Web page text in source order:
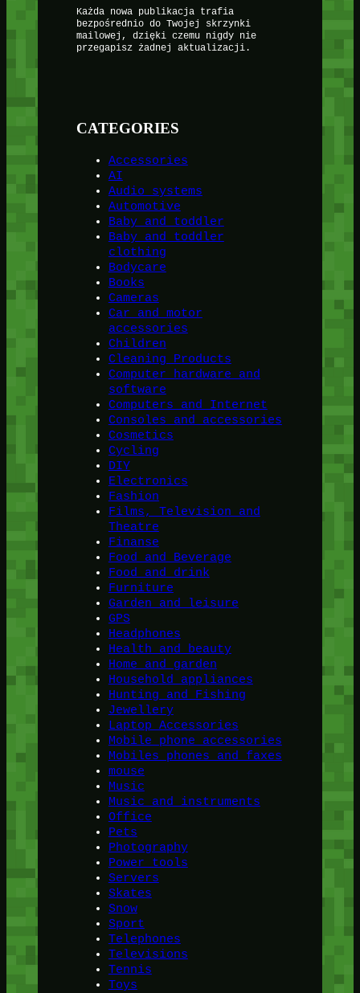
Każda nowa publikacja trafia
bezpośrednio do Twojej skrzynki
mailowej, dzięki czemu nigdy nie
przegapisz żadnej aktualizacji.
CATEGORIES
Accessories
AI
Audio systems
Automotive
Baby and toddler
Baby and toddler
clothing
Bodycare
Books
Cameras
Car and motor
accessories
Children
Cleaning Products
Computer hardware and
software
Computers and Internet
Consoles and accessories
Cosmetics
Cycling
DIY
Electronics
Fashion
Films, Television and
Theatre
Finanse
Food and Beverage
Food and drink
Furniture
Garden and leisure
GPS
Headphones
Health and beauty
Home and garden
Household appliances
Hunting and Fishing
Jewellery
Laptop Accessories
Mobile phone accessories
Mobiles phones and faxes
mouse
Music
Music and instruments
Office
Pets
Photography
Power tools
Servers
Skates
Snow
Sport
Telephones
Televisions
Tennis
Toys